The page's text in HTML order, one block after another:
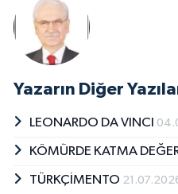
Yazarın Diğer
LEONARDO DA VINCI
KÖMÜRDE KATMA
TÜRKÇİMENTO